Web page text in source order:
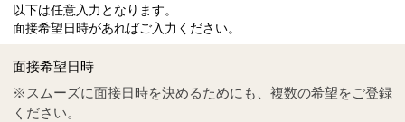
Tel
0570-55-0314
以下は任意入力となります。
面接希望日時があればご入力ください。
面接希望日時
※スムーズに面接日時を決めるためにも、複数の希望をご登録
ください。